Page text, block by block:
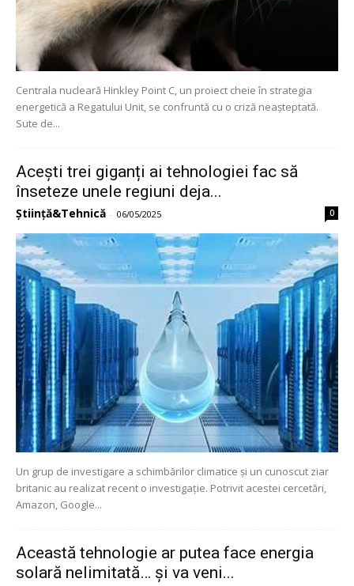
Centrala nucleară Hinkley Point C, un proiect cheie în strategia
energetică a Regatului Unit, se confruntă cu o criză neașteptată.
Sute de...
Acești trei giganți ai tehnologiei fac să
înseteze unele regiuni deja...
Știință&Tehnică - 06/05/2025 0
Un grup de investigare a schimbărilor climatice și un cunoscut ziar
britanic au realizat recent o investigație. Potrivit acestei cercetări,
Amazon, Google...
Această tehnologie ar putea face energia
solară nelimitată… și va veni...